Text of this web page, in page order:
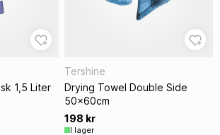
1,5 Liter
Tershine
Drying Towel Double Side
50x60cm
198 kr
I lager